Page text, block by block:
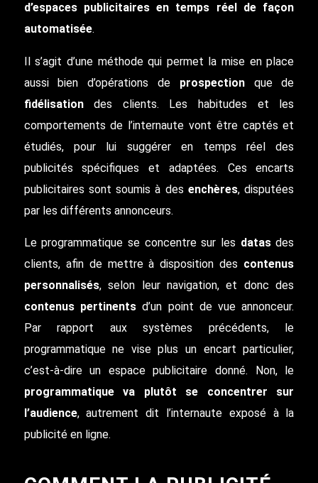
d’espaces publicitaires en temps réel de façon
automatisée.
Il s’agit d’une méthode qui permet la mise en place
aussi bien d’opérations de prospectionque de
fidélisationdes clients. Les habitudes et les
comportements de l’internaute vont être captés et
étudiés, pour lui suggérer en temps réel des
publicités spécifiques et adaptées. Ces encarts
publicitaires sont soumis à desenchères, disputées
par les différents annonceurs.
Le programmatique se concentre sur les datasdes
clients, afin de mettre à disposition des contenus
personnalisés, selon leur navigation, et donc des
contenus pertinentsd’un point de vue annonceur.
Par rapport aux systèmes précédents, le
programmatique ne vise plus un encart particulier,
c’est-à-dire un espace publicitaire donné. Non, le
programmatique va plutôt se concentrer sur
l’audience, autrement dit l’internaute exposé à la
publicité en ligne.